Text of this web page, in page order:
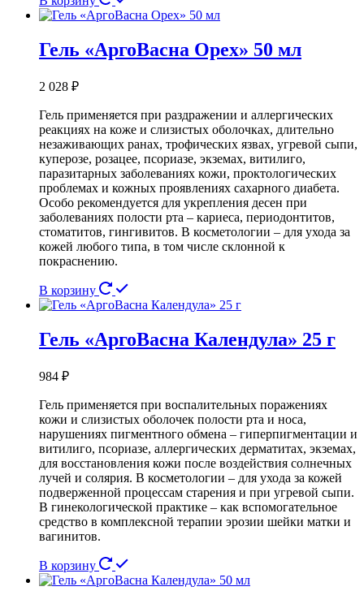
Гель «АргоВасна Орех» 50 мл
2 028 ₽
Гель применяется при раздражении и аллергических
реакциях на коже и слизистых оболочках, длительно
незаживающих ранах, трофических язвах, угревой сыпи,
куперозе, розацее, псориазе, экземах, витилиго,
паразитарных заболеваниях кожи, проктологических
проблемах и кожных проявлениях сахарного диабета.
Особо рекомендуется для укрепления десен при
заболеваниях полости рта – кариеса, периодонтитов,
стоматитов, гингивитов. В косметологии – для ухода за
кожей любого типа, в том числе склонной к
покраснению.
В корзину
Гель «АргоВасна Календула» 25 г
984 ₽
Гель применяется при воспалительных поражениях
кожи и слизистых оболочек полости рта и носа,
нарушениях пигментного обмена – гиперпигментации и
витилиго, псориазе, аллергических дерматитах, экземах,
для восстановления кожи после воздействия солнечных
лучей и солярия. В косметологии – для ухода за кожей
подверженной процессам старения и при угревой сыпи.
В гинекологической практике – как вспомогательное
средство в комплексной терапии эрозии шейки матки и
вагинитов.
В корзину